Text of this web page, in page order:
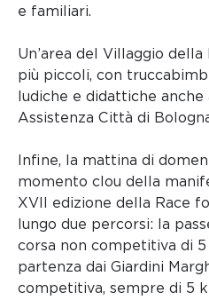
e familiari.
Un’area del Villaggio della
più piccoli, con
ludiche e didattiche anche
Assistenza Città di
Infine, la mattina di
momento clou della
XVII edizione della Race
lungo due percorsi: la
corsa non competitiva di
partenza dai Giardini
competitiva, sempre di 5